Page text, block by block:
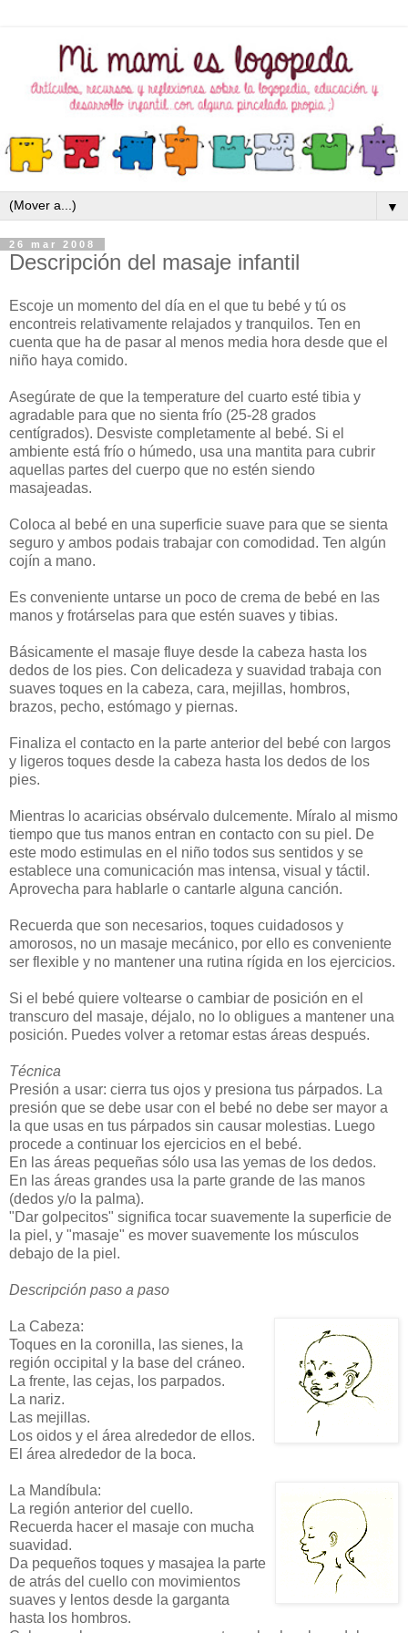
▼
26 mar 2008
Descripción del masaje infantil
Escoje un momento del día en el que tu bebé y tú os
encontreis relativamente relajados y tranquilos. Ten en
cuenta que ha de pasar al menos media hora desde que el
niño haya comido.
Asegúrate de que la temperature del cuarto esté tibia y
agradable para que no sienta frío (25-28 grados
centígrados). Desviste completamente al bebé. Si el
ambiente está frío o húmedo, usa una mantita para cubrir
aquellas partes del cuerpo que no estén siendo
masajeadas.
Coloca al bebé en una superficie suave para que se sienta
seguro y ambos podais trabajar con comodidad. Ten algún
cojín a mano.
Es conveniente untarse un poco de crema de bebé en las
manos y frotárselas para que estén suaves y tibias.
Básicamente el masaje fluye desde la cabeza hasta los
dedos de los pies. Con delicadeza y suavidad trabaja con
suaves toques en la cabeza, cara, mejillas, hombros,
brazos, pecho, estómago y piernas.
Finaliza el contacto en la parte anterior del bebé con largos
y ligeros toques desde la cabeza hasta los dedos de los
pies.
Mientras lo acaricias obsérvalo dulcemente. Míralo al mismo
tiempo que tus manos entran en contacto con su piel. De
este modo estimulas en el niño todos sus sentidos y se
establece una comunicación mas intensa, visual y táctil.
Aprovecha para hablarle o cantarle alguna canción.
Recuerda que son necesarios, toques cuidadosos y
amorosos, no un masaje mecánico, por ello es conveniente
ser flexible y no mantener una rutina rígida en los ejercicios.
Si el bebé quiere voltearse o cambiar de posición en el
transcuro del masaje, déjalo, no lo obligues a mantener una
posición. Puedes volver a retomar estas áreas después.
Técnica
Presión a usar: cierra tus ojos y presiona tus párpados. La
presión que se debe usar con el bebé no debe ser mayor a
la que usas en tus párpados sin causar molestias. Luego
procede a continuar los ejercicios en el bebé.
En las áreas pequeñas sólo usa las yemas de los dedos.
En las áreas grandes usa la parte grande de las manos
(dedos y/o la palma).
"Dar golpecitos" significa tocar suavemente la superficie de
la piel, y "masaje" es mover suavemente los músculos
debajo de la piel.
Descripción paso a paso
La Cabeza:
Toques en la coronilla, las sienes, la
región occipital y la base del cráneo.
La frente, las cejas, los parpados.
La nariz.
Las mejillas.
Los oidos y el área alrededor de ellos.
El área alrededor de la boca.
La Mandíbula:
La región anterior del cuello.
Recuerda hacer el masaje con mucha
suavidad.
Da pequeños toques y masajea la parte
de atrás del cuello con movimientos
suaves y lentos desde la garganta
hasta los hombros.